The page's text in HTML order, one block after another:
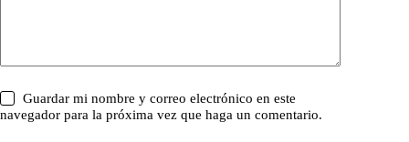
Guardar mi nombre y correo electrónico en este
navegador para la próxima vez que haga un comentario.